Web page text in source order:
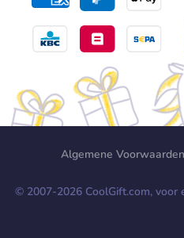
Algemene Voorwaarden
© 2007-2026 CoolGift.com,